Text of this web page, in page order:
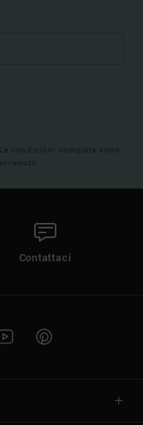
condizioni complete sono
Contattaci